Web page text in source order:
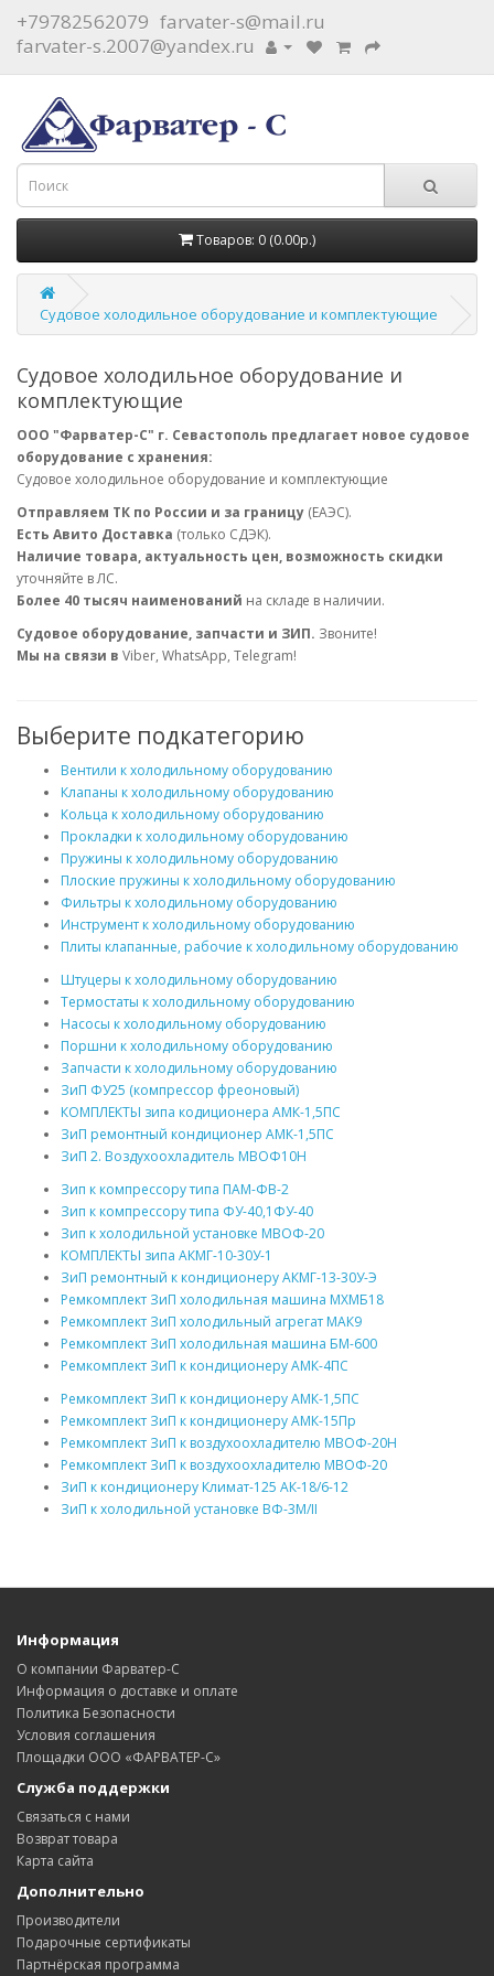
+79782562079 farvater-s@mail.ru
farvater-s.2007@yandex.ru
Товаров: 0 (0.00р.)
Судовое холодильное оборудование и комплектующие
Судовое холодильное оборудование и
комплектующие
ООО "Фарватер-С" г. Севастополь предлагает новое судовое
оборудование с хранения:
Судовое холодильное оборудование и комплектующие
Отправляем ТК по России и за границу (ЕАЭС).
Есть Авито Доставка (только СДЭК).
Наличие товара, актуальность цен, возможность скидки
уточняйте в ЛС.
Более 40 тысяч наименований на складе в наличии.
Судовое оборудование, запчасти и ЗИП. Звоните!
Мы на связи в Viber, WhatsApp, Telegram!
Выберите подкатегорию
Вентили к холодильному оборудованию
Клапаны к холодильному оборудованию
Кольца к холодильному оборудованию
Прокладки к холодильному оборудованию
Пружины к холодильному оборудованию
Плоские пружины к холодильному оборудованию
Фильтры к холодильному оборудованию
Инструмент к холодильному оборудованию
Плиты клапанные, рабочие к холодильному оборудованию
Штуцеры к холодильному оборудованию
Термостаты к холодильному оборудованию
Насосы к холодильному оборудованию
Поршни к холодильному оборудованию
Запчасти к холодильному оборудованию
ЗиП ФУ25 (компрессор фреоновый)
КОМПЛЕКТЫ зипа кодиционера АМК-1,5ПС
ЗиП ремонтный кондиционер АМК-1,5ПС
ЗиП 2. Воздухоохладитель МВОФ10Н
Зип к компрессору типа ПАМ-ФВ-2
Зип к компрессору типа ФУ-40,1ФУ-40
Зип к холодильной установке МВОФ-20
КОМПЛЕКТЫ зипа АКМГ-10-30У-1
ЗиП ремонтный к кондиционеру АКМГ-13-30У-Э
Ремкомплект ЗиП холодильная машина МХМБ18
Ремкомплект ЗиП холодильный агрегат МАК9
Ремкомплект ЗиП холодильная машина БМ-600
Ремкомплект ЗиП к кондиционеру АМК-4ПС
Ремкомплект ЗиП к кондиционеру АМК-1,5ПС
Ремкомплект ЗиП к кондиционеру АМК-15Пр
Ремкомплект ЗиП к воздухоохладителю МВОФ-20Н
Ремкомплект ЗиП к воздухоохладителю МВОФ-20
ЗиП к кондиционеру Климат-125 АК-18/6-12
ЗиП к холодильной установке ВФ-3М/II
Информация
О компании Фарватер-С
Информация о доставке и оплате
Политика Безопасности
Условия соглашения
Площадки ООО «ФАРВАТЕР-С»
Служба поддержки
Связаться с нами
Возврат товара
Карта сайта
Дополнительно
Производители
Подарочные сертификаты
Партнёрская программа